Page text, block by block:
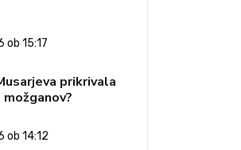
ob 15:17
prikrivala
ob 14:12